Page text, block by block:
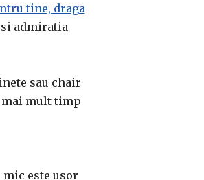
tine, draga
admiratia
sau chair
mai mult timp
este usor